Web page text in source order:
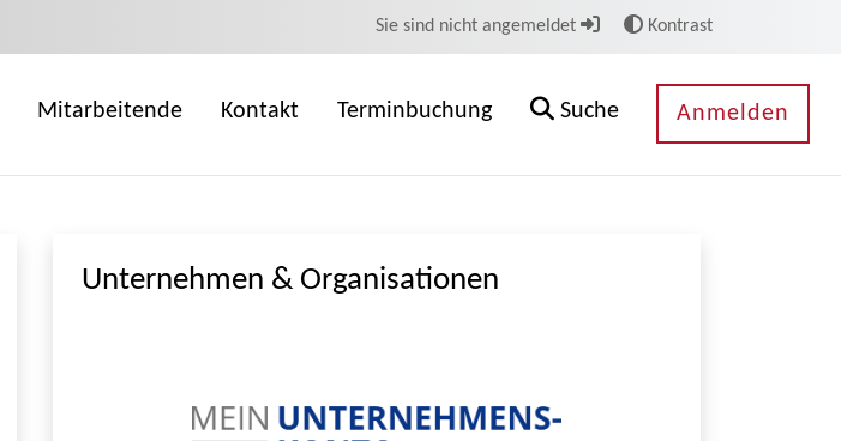
Sie sind nicht angemeldet Kontrast
Mitarbeitende Kontakt Terminbuchung Suche Anmelden
Unternehmen & Organisationen